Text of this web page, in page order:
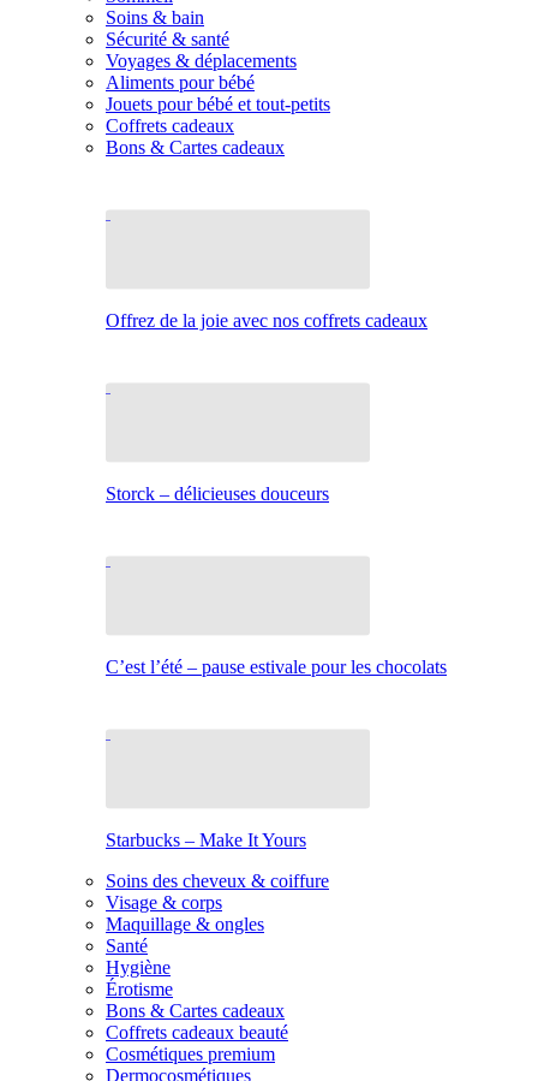
Soins & bain
Sécurité & santé
Voyages & déplacements
Aliments pour bébé
Jouets pour bébé et tout-petits
Coffrets cadeaux
Bons & Cartes cadeaux
Offrez de la joie avec nos coffrets cadeaux
Storck – délicieuses douceurs
C’est l’été – pause estivale pour les chocolats
Starbucks – Make It Yours
Soins des cheveux & coiffure
Visage & corps
Maquillage & ongles
Santé
Hygiène
Érotisme
Bons & Cartes cadeaux
Coffrets cadeaux beauté
Cosmétiques premium
Dermocosmétiques